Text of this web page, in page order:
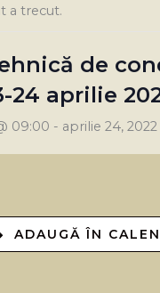
a trecut.
de
24 aprilie
09:00 - aprilie 24, 2022
ADAUGĂ ÎN